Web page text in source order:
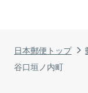
日本郵便トップ
谷口垣ノ内町